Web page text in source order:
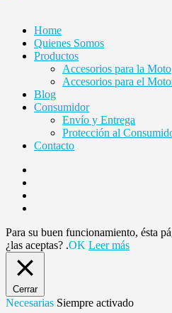
Home
Quienes Somos
Productos
Accesorios para la Moto
Accesorios para el
Blog
Consumidor
Envío y Entrega
Protección al
Contacto
Para su buen funcionamiento, ésta
¿las aceptas? .OK Leer más
Cerrar
Necesarias Siempre activado